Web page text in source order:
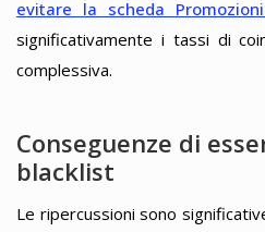
evitare la scheda
significativamente i tassi di
complessiva.
Conseguenze di
blacklist
Le ripercussioni sono